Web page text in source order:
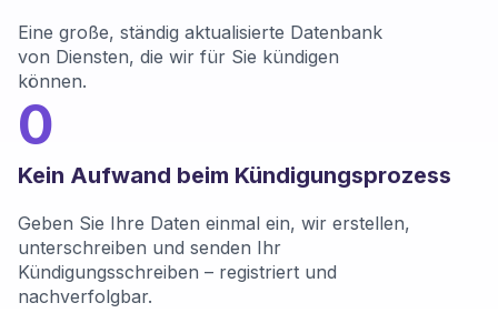
Eine große, ständig aktualisierte Datenbank
von Diensten, die wir für Sie kündigen
können.
0
Kein Aufwand beim Kündigungsprozess
Geben Sie Ihre Daten einmal ein, wir erstellen,
unterschreiben und senden Ihr
Kündigungsschreiben – registriert und
nachverfolgbar.